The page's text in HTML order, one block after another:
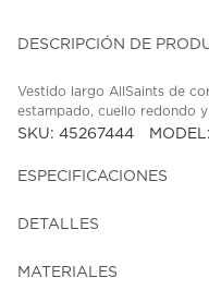
DESCRIPCIÓN DE
Vestido largo AllSaints de
estampado, cuello redondo y
SKU: 45267444
ESPECIFICACIONES
DETALLES
MATERIALES